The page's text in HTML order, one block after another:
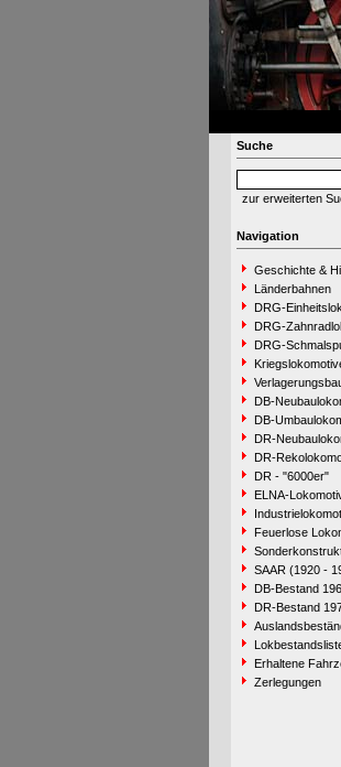
Suche
zur erweiterten
Navigation
Geschichte &
Länderbahnen
DRG-
DRG-
DRG-
DB-
DB-
DR-
DR-
DR - "6000er"
ELNA-
Feuerlose
SAAR (1920 -
DB-Bestand
DR-Bestand
Erhaltene
Zerlegungen